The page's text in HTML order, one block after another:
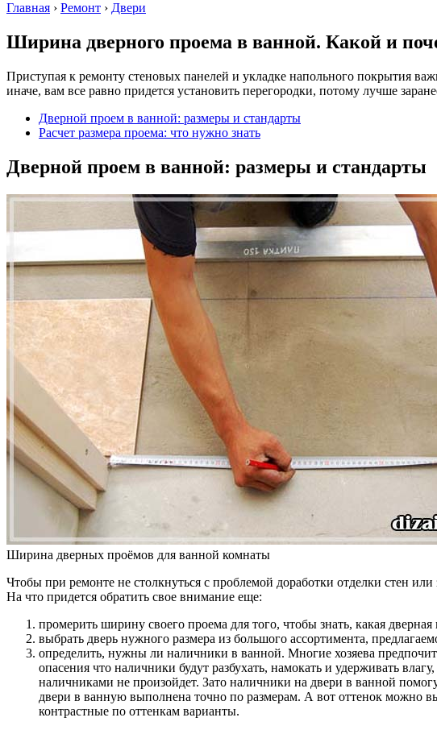
Главная › Ремонт › Двери
Ширина дверного проема в ванной. Какой и
Приступая к ремонту стеновых панелей и укладке напольного покрытия
иначе, вам все равно придется установить перегородки, потому лучше
Дверной проем в ванной: размеры и стандарты
Расчет размера проема: что нужно знать
Дверной проем в ванной: размеры и стандарты
Ширина дверных проёмов для ванной комнаты
Чтобы при ремонте не столкнуться с проблемой доработки отделки стен
На что придется обратить свое внимание еще:
промерить ширину своего проема для того, чтобы знать, какая
выбрать дверь нужного размера из большого ассортимента,
определить, нужны ли наличники в ванной. Многие хозяева
опасения что наличники будут разбухать, намокать и удерживать
наличниками не произойдет. Зато наличники на двери в ванной
двери в ванную выполнена точно по размерам. А вот оттенок можно
контрастные по оттенкам варианты.